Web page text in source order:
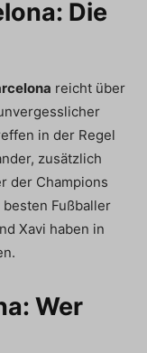
Die
reicht über
in der Regel
zusätzlich
der Champions
Fußballer
Xavi haben in
Wer